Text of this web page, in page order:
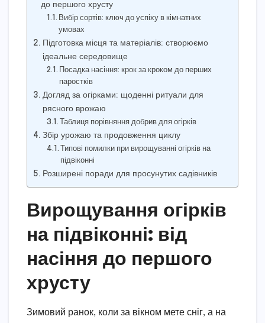
до першого хрусту
Вибір сортів: ключ до успіху в кімнатних
умовах
Підготовка місця та матеріалів: створюємо
ідеальне середовище
Посадка насіння: крок за кроком до перших
паростків
Догляд за огірками: щоденні ритуали для
рясного врожаю
Таблиця порівняння добрив для огірків
Збір урожаю та продовження циклу
Типові помилки при вирощуванні огірків на
підвіконні
Розширені поради для просунутих садівників
Вирощування огірків
на підвіконні: від
насіння до першого
хрусту
Зимовий ранок, коли за вікном мете сніг, а на